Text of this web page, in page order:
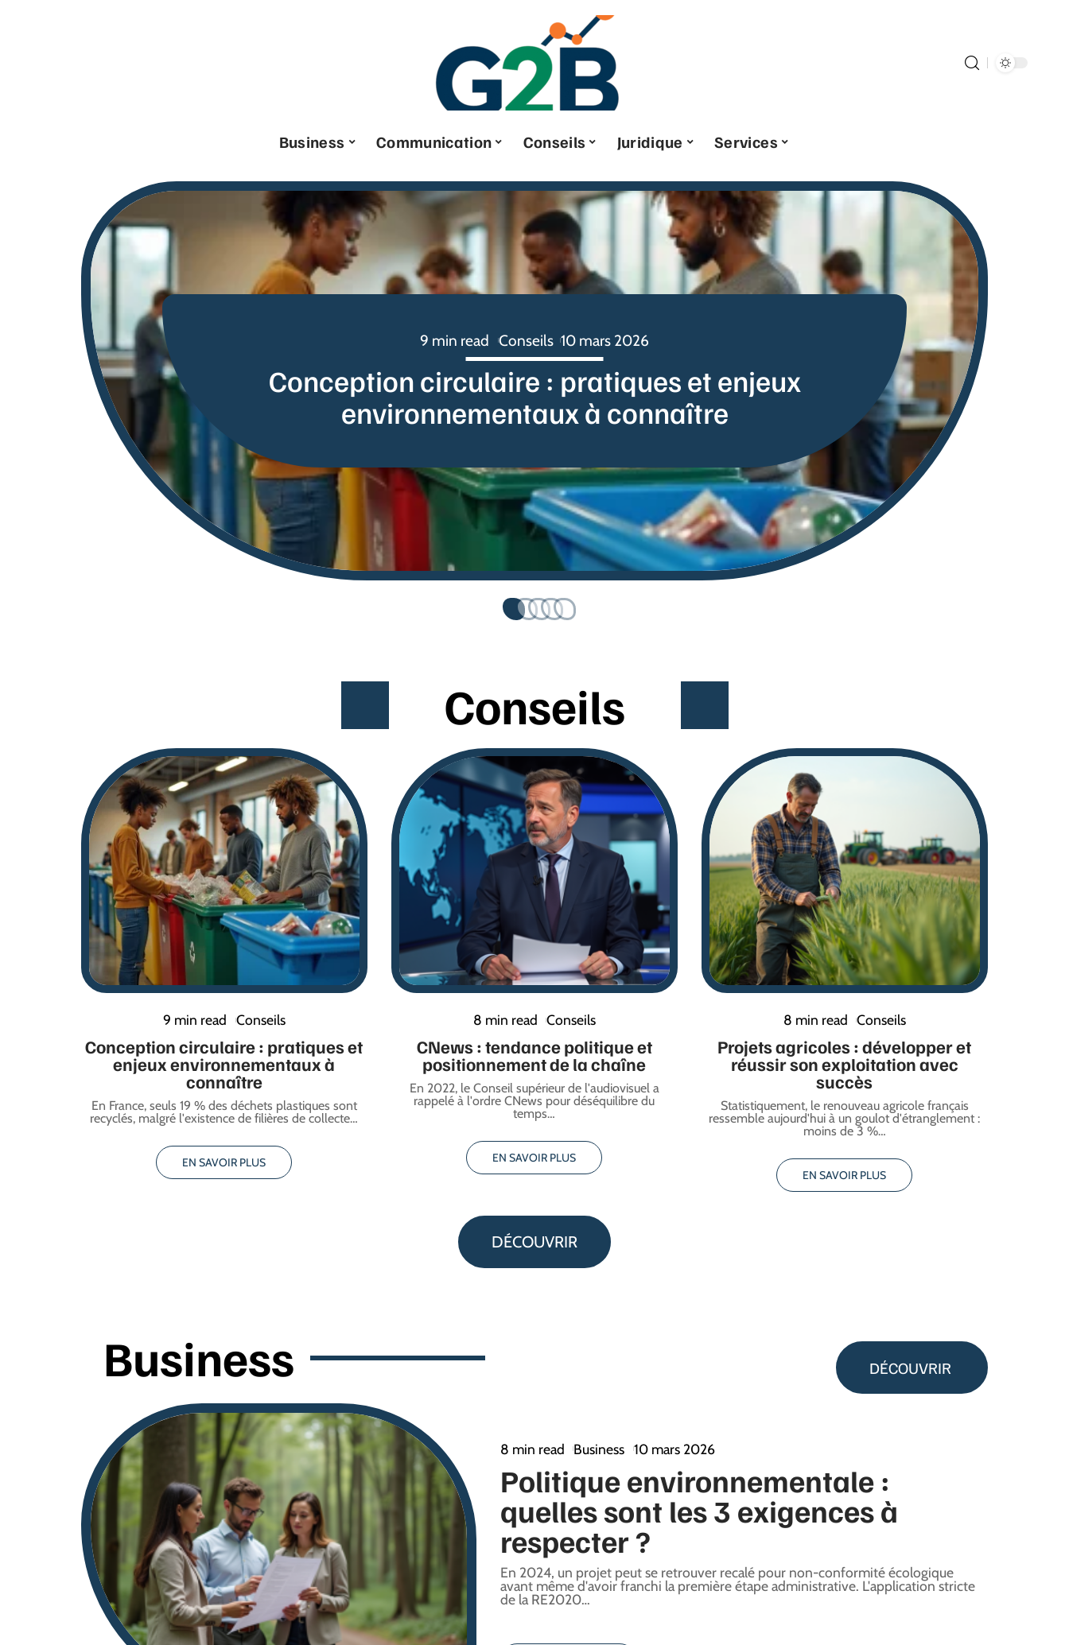
Business Communication Conseils Juridique Services
9 min read Conseils 10 mars 2026
Conception circulaire : pratiques et enjeux
environnementaux à connaître
Conseils
9 min read Conseils
Conception circulaire : pratiques et
enjeux environnementaux à
connaître
En France, seuls 19 % des déchets plastiques sont
recyclés, malgré l'existence de filières de collecte…
EN SAVOIR PLUS
8 min read Conseils
CNews : tendance politique et
positionnement de la chaîne
En 2022, le Conseil supérieur de l'audiovisuel a
rappelé à l'ordre CNews pour déséquilibre du
temps…
EN SAVOIR PLUS
8 min read Conseils
Projets agricoles : développer et
réussir son exploitation avec
succès
Statistiquement, le renouveau agricole français
ressemble aujourd'hui à un goulot d'étranglement :
moins de 3 %…
EN SAVOIR PLUS
DÉCOUVRIR
Business DÉCOUVRIR
8 min read Business 10 mars 2026
Politique environnementale :
quelles sont les 3 exigences à
respecter ?
En 2024, un projet peut se retrouver recalé pour non-conformité écologique
avant même d'avoir franchi la première étape administrative. L'application stricte
de la RE2020…